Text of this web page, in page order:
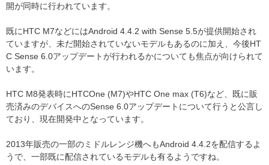
開が同時に行われています。
既にHTC M7などにはAndroid 4.4.2 with Sense 5.5が提供開始され
ていますが、未だ開始されていないモデルもあるのに加え、今後HT
C Sense 6.0アップデートが行われるかについても焦点が向けられて
います。
HTC M8発表時にHTCOne (M7)やHTC One max (T6)など、既に販
売済みのデバイスへのSense 6.0アップデートについて行うと公言し
ており、現在開発中となっています。
2013年販売の一部のミドルレンジ機へもAndroid 4.4.2を配信するよ
うで、一部既に配信されているモデルも有るようですね。